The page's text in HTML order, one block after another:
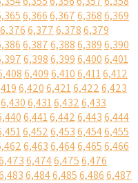
6,3666,3676,3686,369
6,3766,3776,3786,379
6,3876,3886,3896,390
6,3986,3996,4006,401
6,4096,4106,4116,412
6,4206,4216,4226,423
6,4306,4316,4326,433
6,4416,4426,4436,444
6,4526,4536,4546,455
6,4636,4646,4656,466
6,4746,4756,476
6,4846,4856,4866,487